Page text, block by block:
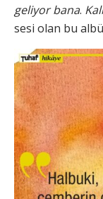
geliyor bana.
sesi olan bu